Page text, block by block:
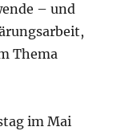
– und
Thema
im Mai